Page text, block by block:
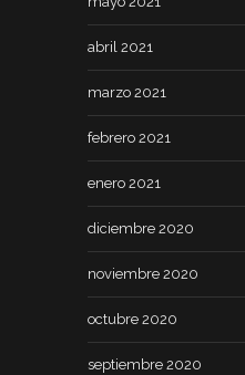
abril 2021
marzo 2021
febrero 2021
enero 2021
diciembre 2020
noviembre 2020
octubre 2020
septiembre 2020